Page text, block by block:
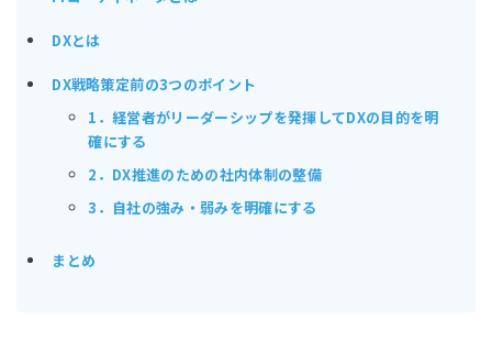
DXとは
DX戦略策定前の3つのポイント
1．経営者がリーダーシップを発揮してDXの目的を明
確にする
2．DX推進のための社内体制の整備
3．自社の強み・弱みを明確にする
まとめ